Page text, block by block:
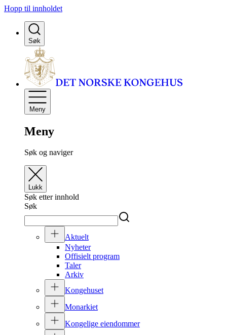
Hopp til innholdet
Søk
Meny
Meny
Søk og naviger
Lukk
Søk etter innhold
Søk
Aktuelt
Nyheter
Offisielt program
Taler
Arkiv
Kongehuset
Monarkiet
Kongelige eiendommer